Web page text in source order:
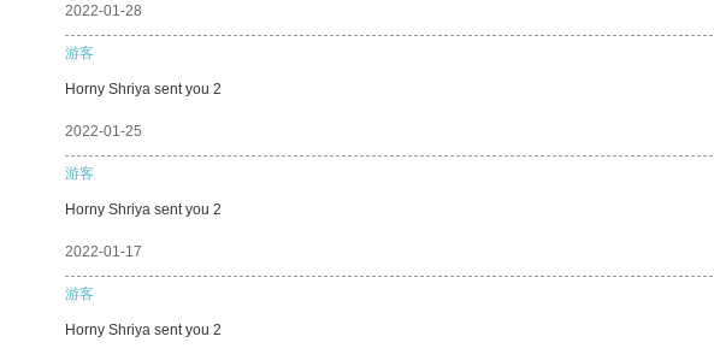
2022-01-28
游客
Horny Shriya sent you 2
2022-01-25
游客
Horny Shriya sent you 2
2022-01-17
游客
Horny Shriya sent you 2